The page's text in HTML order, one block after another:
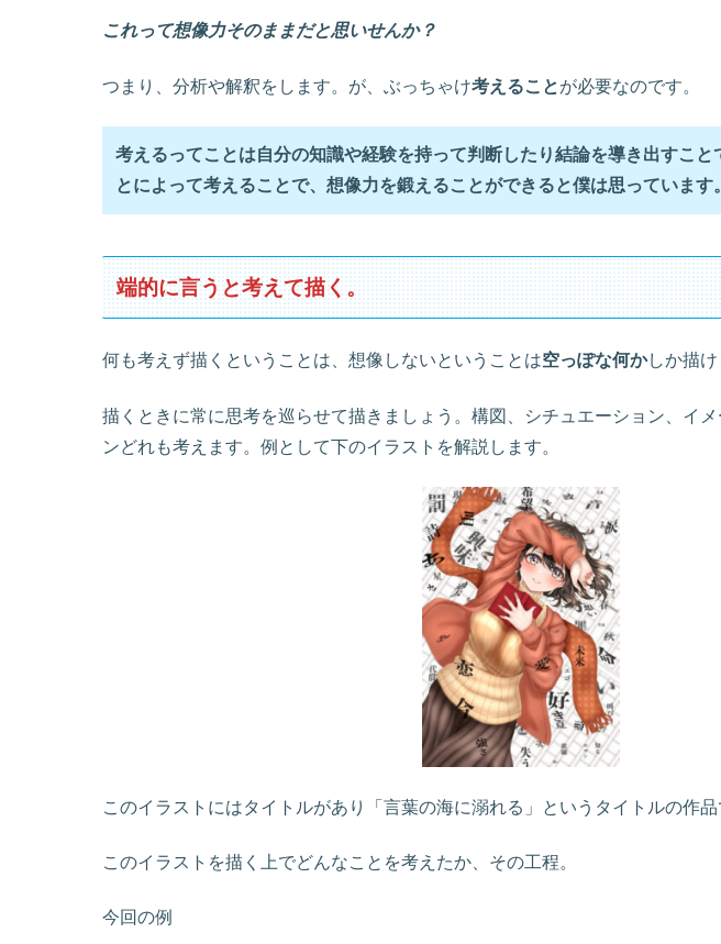
これって想像力そのままだと思いせんか？
つまり、分析や解釈をします。が、ぶっちゃけ考えることが必要なのです。
考えるってことは自分の知識や経験を持って判断したり結論を導き出すこと
とによって考えることで、想像力を鍛えることができると僕は思っています。
端的に言うと考えて描く。
何も考えず描くということは、想像しないということは空っぽな何かしか描け
描くときに常に思考を巡らせて描きましょう。構図、シチュエーション、イ
ンどれも考えます。例として下のイラストを解説します。
このイラストにはタイトルがあり「言葉の海に溺れる」というタイトルの作品
このイラストを描く上でどんなことを考えたか、その工程。
今回の例